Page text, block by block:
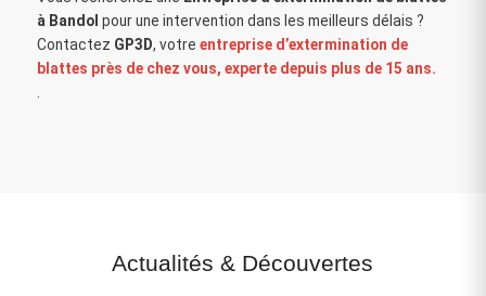
à Bandol pour une intervention dans les meilleurs délais ?
Contactez GP3D, votre entreprise d’extermination de
blattes près de chez vous, experte depuis plus de 15 ans.
.
Actualités& Découvertes